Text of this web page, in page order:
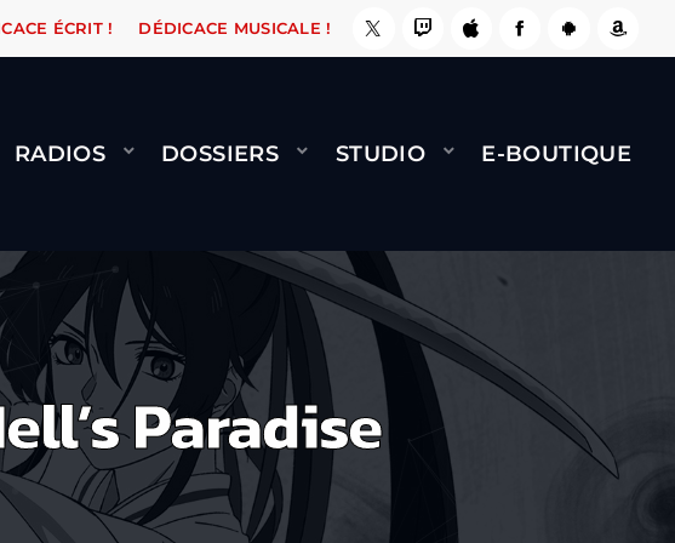
QUI PASSE, ÇA LE FAIT ! NAMI BERNARD MINET - FLY
ÉCRIT ! DÉDICACE MUSICALE !
RADIOS DOSSIERS STUDIO E-BOUTIQUE
Paradise